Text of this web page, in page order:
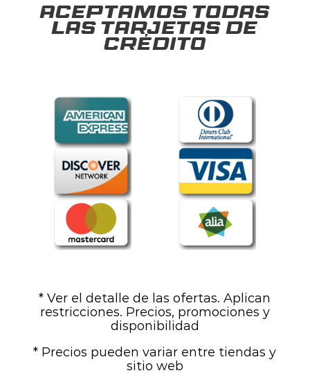
Aceptamos todas
las tarjetas de
crédito
* Ver el detalle de las ofertas. Aplican
restricciones. Precios, promociones y
disponibilidad
* Precios pueden variar entre tiendas y
sitio web